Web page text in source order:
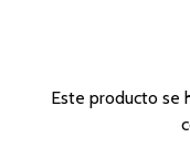
Este producto se